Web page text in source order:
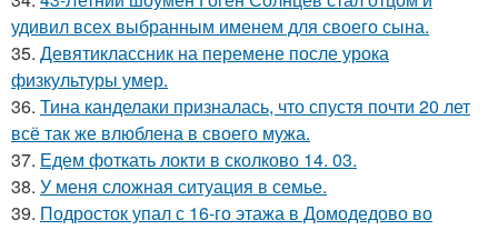
удивил всех выбранным именем для своего сына.
35. Девятиклассник на перемене после урока
физкультуры умер.
36. Тина канделаки призналась, что спустя почти 20 лет
всё так же влюблена в своего мужа.
37. Едем фоткать локти в сколково 14. 03.
38. У меня сложная ситуация в семье.
39. Подросток упал с 16-го этажа в Домодедово во